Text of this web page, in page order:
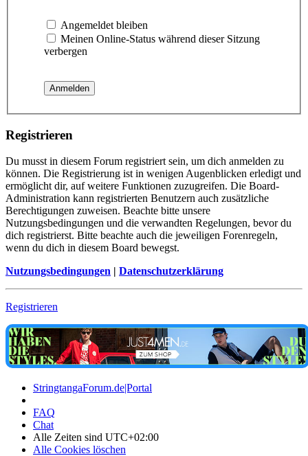
Angemeldet bleiben
Meinen Online-Status während dieser Sitzung
verbergen
Registrieren
Du musst in diesem Forum registriert sein, um dich anmelden zu
können. Die Registrierung ist in wenigen Augenblicken erledigt und
ermöglicht dir, auf weitere Funktionen zuzugreifen. Die Board-
Administration kann registrierten Benutzern auch zusätzliche
Berechtigungen zuweisen. Beachte bitte unsere
Nutzungsbedingungen und die verwandten Regelungen, bevor du
dich registrierst. Bitte beachte auch die jeweiligen Forenregeln,
wenn du dich in diesem Board bewegst.
Nutzungsbedingungen | Datenschutzerklärung
Registrieren
StringtangaForum.de|Portal
FAQ
Chat
Alle Zeiten sind UTC+02:00
Alle Cookies löschen